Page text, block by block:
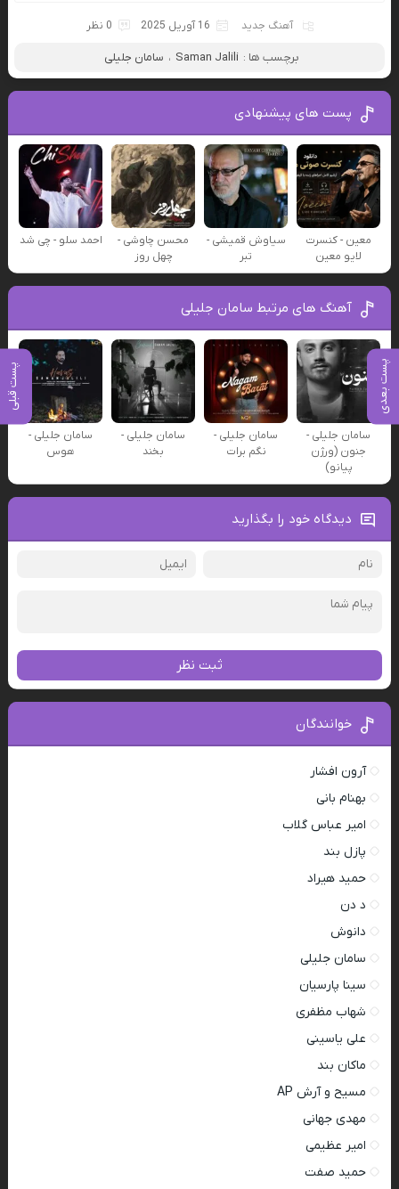
پست بعدی پست قبلی
آهنگ جدید 16 آوریل 2025 0 نظر
برچسب ها : Saman Jalili ، سامان جلیلی
پست های پیشنهادی
معین - کنسرت
لایو معین
سیاوش قمیشی -
تبر
محسن چاوشی -
چهل روز
احمد سلو - چی شد
آهنگ های مرتبط سامان جلیلی
سامان جلیلی -
جنون (ورژن
پیانو)
سامان جلیلی -
نگم برات
سامان جلیلی -
بخند
سامان جلیلی -
هوس
دیدگاه خود را بگذارید
ثبت نظر
خوانندگان
آرون افشار
بهنام بانی
امیر عباس گلاب
پازل بند
حمید هیراد
د دن
دانوش
سامان جلیلی
سینا پارسیان
شهاب مظفری
علی یاسینی
ماکان بند
مسیح و آرش AP
مهدی جهانی
امیر عظیمی
حمید صفت